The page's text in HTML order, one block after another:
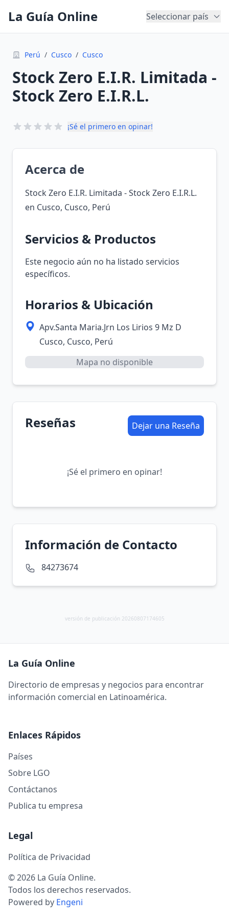
La Guía Online Seleccionar país
Perú / Cusco / Cusco
Stock Zero E.I.R. Limitada -
Stock Zero E.I.R.L.
¡Sé el primero en opinar!
Acerca de
Stock Zero E.I.R. Limitada - Stock Zero E.I.R.L.
en Cusco, Cusco, Perú
Servicios & Productos
Este negocio aún no ha listado servicios
específicos.
Horarios & Ubicación
Apv.Santa Maria.Jrn Los Lirios 9 Mz D
Cusco, Cusco, Perú
Mapa no disponible
Reseñas Dejar una Reseña
¡Sé el primero en opinar!
Información de Contacto
84273674
versión de publicación 20260807174605
La Guía Online
Directorio de empresas y negocios para encontrar
información comercial en Latinoamérica.
Enlaces Rápidos
Países
Sobre LGO
Contáctanos
Publica tu empresa
Legal
Política de Privacidad
© 2026 La Guía Online.
Todos los derechos reservados.
Powered by Engeni